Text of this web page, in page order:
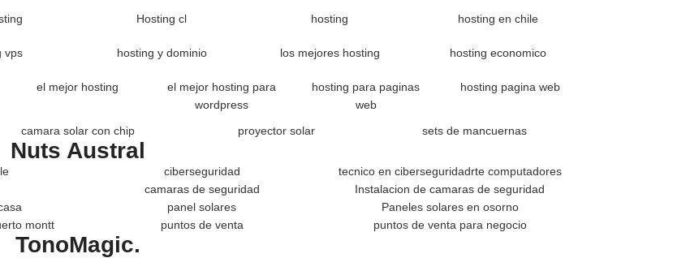
Hosting cl hosting hosting en chile
vps hosting y dominio los mejores hosting hosting economico
el mejor hosting
el mejor hosting para
wordpress
hosting para paginas
web
hosting pagina web
camara solar con chip proyector solar sets de mancuernas
Nuts Austral
montt
ciberseguridad
camaras de seguridad
panel solares
puntos de venta
tecnico en ciberseguridadrte computadores
Instalacion de camaras de seguridad
Paneles solares en osorno
puntos de venta para negocio
TonoMagic.